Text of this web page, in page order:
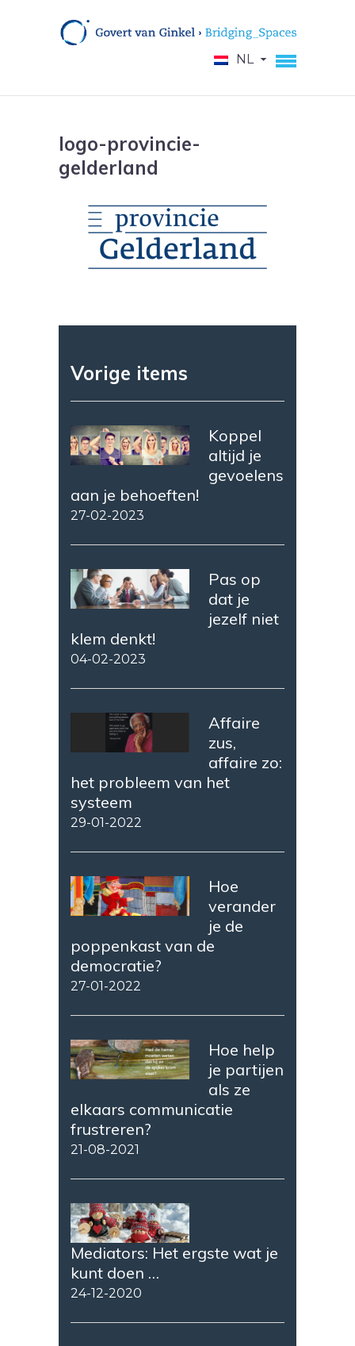
NL
logo-provincie-
gelderland
Vorige items
Koppel
altijd je
gevoelens
aan je behoeften!
27-02-2023
Pas op
dat je
jezelf niet
klem denkt!
04-02-2023
Affaire
zus,
affaire zo:
het probleem van het
systeem
29-01-2022
Hoe
verander
je de
poppenkast van de
democratie?
27-01-2022
Hoe help
je partijen
als ze
elkaars communicatie
frustreren?
21-08-2021
Mediators: Het ergste wat je
kunt doen …
24-12-2020